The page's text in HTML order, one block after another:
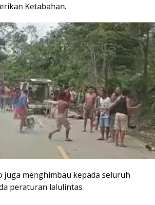
Ketabahan.
juga menghimbau kepada seluruh
peraturan lalulintas.